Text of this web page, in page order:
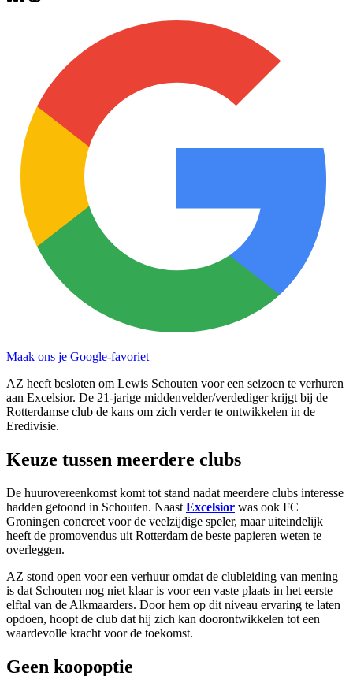
Maak ons je Google-favoriet
AZ heeft besloten om Lewis Schouten voor een seizoen te verhuren
aan Excelsior. De 21-jarige middenvelder/verdediger krijgt bij de
Rotterdamse club de kans om zich verder te ontwikkelen in de
Eredivisie.
Keuze tussen meerdere clubs
De huurovereenkomst komt tot stand nadat meerdere clubs interesse
hadden getoond in Schouten. Naast Excelsior was ook FC
Groningen concreet voor de veelzijdige speler, maar uiteindelijk
heeft de promovendus uit Rotterdam de beste papieren weten te
overleggen.
AZ stond open voor een verhuur omdat de clubleiding van mening
is dat Schouten nog niet klaar is voor een vaste plaats in het eerste
elftal van de Alkmaarders. Door hem op dit niveau ervaring te laten
opdoen, hoopt de club dat hij zich kan doorontwikkelen tot een
waardevolle kracht voor de toekomst.
Geen koopoptie